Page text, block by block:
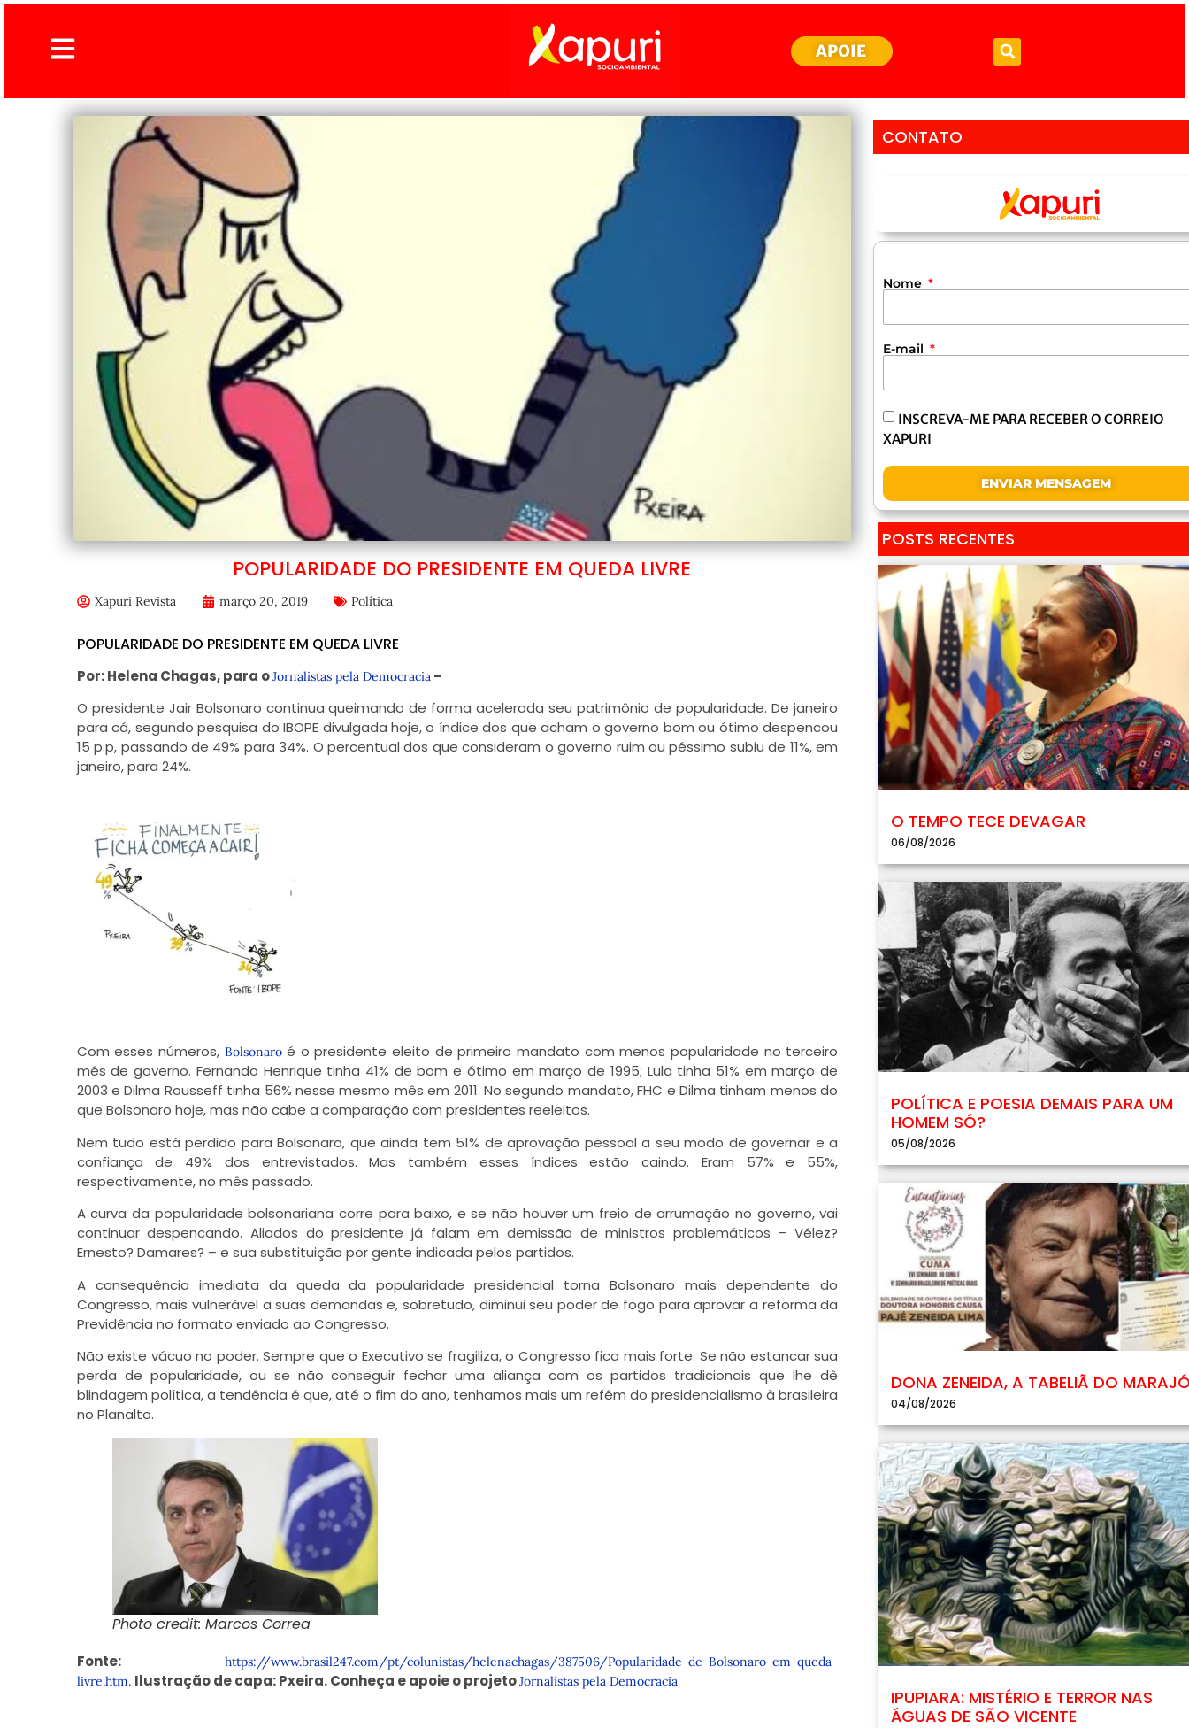
APOIE
POPULARIDADE DO PRESIDENTE EM QUEDA LIVRE
Xapuri Revista março 20, 2019 Política
POPULARIDADE DO PRESIDENTE EM QUEDA LIVRE
Por: Helena Chagas, para oJornalistas pela Democracia–
O presidente Jair Bolsonaro continua queimando de forma acelerada seu patrimônio de popularidade. De janeiro
para cá, segundo pesquisa do IBOPE divulgada hoje, o índice dos que acham o governo bom ou ótimo despencou
15 p.p, passando de 49% para 34%. O percentual dos que consideram o governo ruim ou péssimo subiu de 11%, em
janeiro, para 24%.
Com esses números, Bolsonaroé o presidente eleito de primeiro mandato com menos popularidade no terceiro
mês de governo. Fernando Henrique tinha 41% de bom e ótimo em março de 1995; Lula tinha 51% em março de
2003 e Dilma Rousseff tinha 56% nesse mesmo mês em 2011. No segundo mandato, FHC e Dilma tinham menos do
que Bolsonaro hoje, mas não cabe a comparação com presidentes reeleitos.
Nem tudo está perdido para Bolsonaro, que ainda tem 51% de aprovação pessoal a seu modo de governar e a
confiança de 49% dos entrevistados. Mas também esses índices estão caindo. Eram 57% e 55%,
respectivamente, no mês passado.
A curva da popularidade bolsonariana corre para baixo, e se não houver um freio de arrumação no governo, vai
continuar despencando. Aliados do presidente já falam em demissão de ministros problemáticos – Vélez?
Ernesto? Damares? – e sua substituição por gente indicada pelos partidos.
A consequência imediata da queda da popularidade presidencial torna Bolsonaro mais dependente do
Congresso, mais vulnerável a suas demandas e, sobretudo, diminui seu poder de fogo para aprovar a reforma da
Previdência no formato enviado ao Congresso.
Não existe vácuo no poder. Sempre que o Executivo se fragiliza, o Congresso fica mais forte. Se não estancar sua
perda de popularidade, ou se não conseguir fechar uma aliança com os partidos tradicionais que lhe dê
blindagem política, a tendência é que, até o fim do ano, tenhamos mais um refém do presidencialismo à brasileira
no Planalto.
Photo credit: Marcos Correa
Fonte:https://www.brasil247.com/pt/colunistas/helenachagas/387506/Popularidade-de-Bolsonaro-em-queda-
livre.htm. Ilustração de capa: Pxeira.Conheça e apoie o projetoJornalistas pela Democracia
CONTATO
Nome
E-mail
INSCREVA-ME PARA RECEBER O CORREIO
XAPURI
ENVIAR MENSAGEM
POSTS RECENTES
O TEMPO TECE DEVAGAR
06/08/2026
POLÍTICA E POESIA DEMAIS PARA UM
HOMEM SÓ?
05/08/2026
DONA ZENEIDA, A TABELIÃ DO
04/08/2026
IPUPIARA: MISTÉRIO E TERROR NAS
ÁGUAS DE SÃO VICENTE